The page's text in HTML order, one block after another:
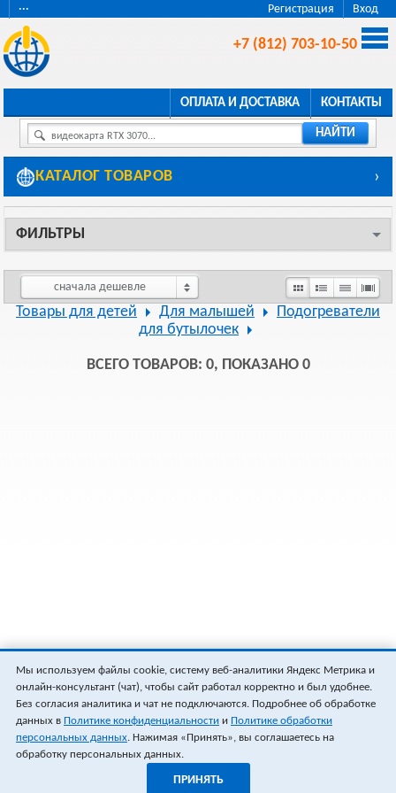
Регистрация Вход
···
+7 (812) 703-10-50
ОПЛАТА И ДОСТАВКА КОНТАКТЫ
видеокарта RTX 3070... НАЙТИ
КАТАЛОГ ТОВАРОВ ›
ФИЛЬТРЫ
сначала дешевле
Товары для детей Для малышей
Подогреватели
для бутылочек
ВСЕГО ТОВАРОВ: 0, ПОКАЗАНО 0
Мы используем файлы cookie, систему веб-аналитики Яндекс Метрика и
онлайн-консультант (чат), чтобы сайт работал корректно и был удобнее.
Без согласия аналитика и чат не подключаются. Подробнее об обработке
данных в Политике конфиденциальности и Политике обработки
персональных данных. Нажимая «Принять», вы соглашаетесь на
обработку персональных данных.
ПРИНЯТЬ